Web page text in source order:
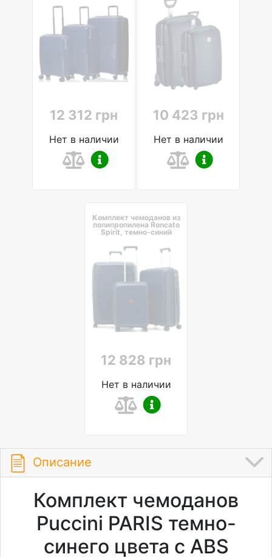
12 312 грн
Нет в наличии
10 423 грн
Нет в наличии
Комплект чемоданов из
полипропилена Roncato
Spirit, темно-синий
12 828 грн
Нет в наличии
Описание
Комплект чемоданов
Puccini PARIS темно-
синего цвета с ABS